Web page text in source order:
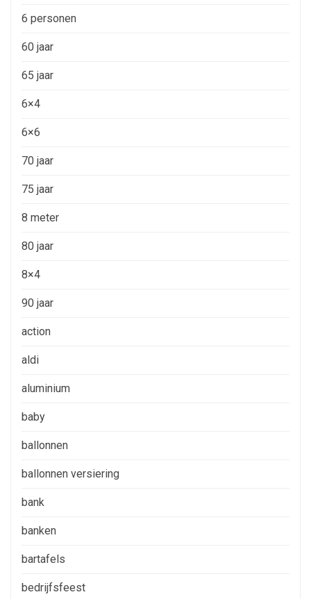
6 personen
60 jaar
65 jaar
6×4
6×6
70 jaar
75 jaar
8 meter
80 jaar
8×4
90 jaar
action
aldi
aluminium
baby
ballonnen
ballonnen versiering
bank
banken
bartafels
bedrijfsfeest